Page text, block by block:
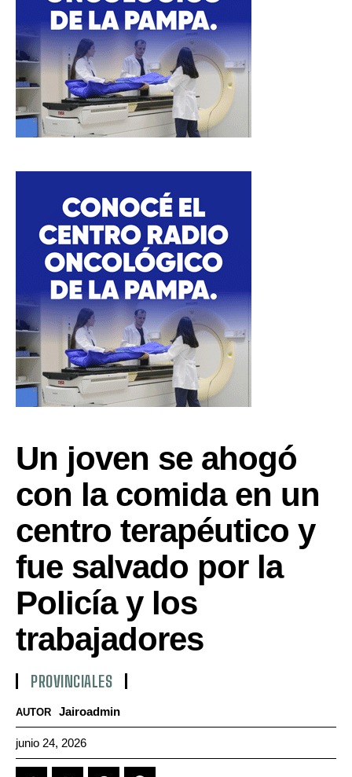
Un joven se ahogó
con la comida en un
centro terapéutico y
fue salvado por la
Policía y los
trabajadores
PROVINCIALES
AUTOR Jairoadmin
junio 24, 2026